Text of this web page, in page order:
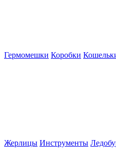
Гермомешки Коробки
Жерлицы Инструменты